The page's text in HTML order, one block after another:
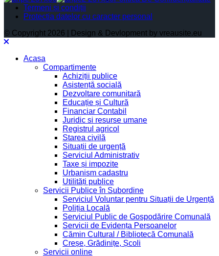
Termeni și condiții
Protectia datelor cu caracter personal
© Copyright 2026 | Design & Devlopment by vreausite.eu
Acasa
Compartimente
Achiziții publice
Asistență socială
Dezvoltare comunitară
Educație și Cultură
Financiar Contabil
Juridic si resurse umane
Registrul agricol
Starea civilă
Situații de urgență
Serviciul Administrativ
Taxe și impozite
Urbanism cadastru
Utilități publice
Servicii Publice în Subordine
Serviciul Voluntar pentru Situații de Urgență
Poliția Locală
Serviciul Public de Gospodărire Comunală
Servicii de Evidența Persoanelor
Cămin Cultural / Bibliotecă Comunală
Creșe, Grădinițe, Școli
Servicii online